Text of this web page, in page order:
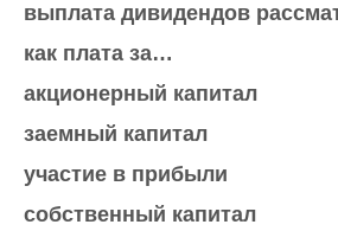
выплата дивидендов
как плата за…
акционерный капитал
заемный капитал
участие в прибыли
собственный капитал